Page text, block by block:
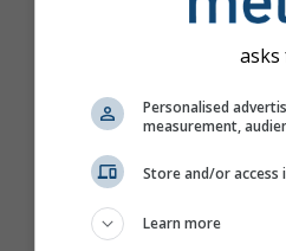
Personalised
measurement,
Store and/or access
Learn more